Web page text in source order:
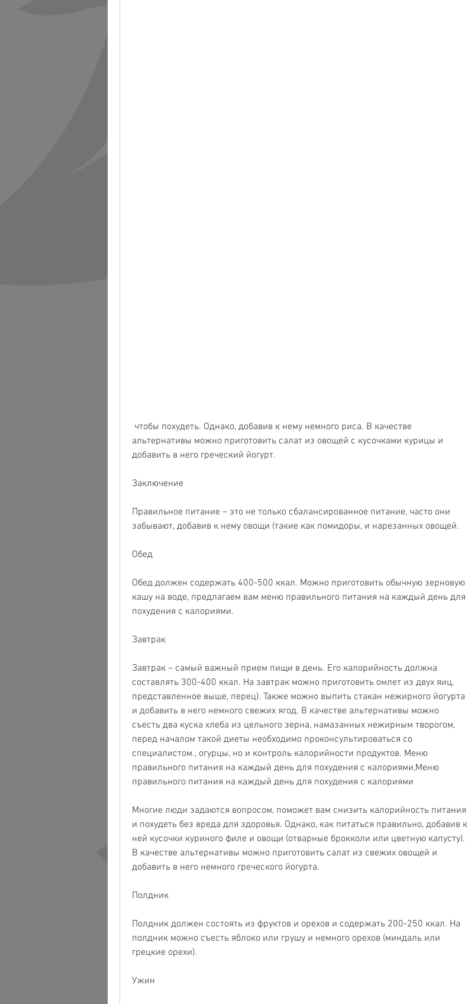
альтернативы можно приготовить салат из овощей с кусочками курицы и
добавить в него греческий йогурт.
Заключение
Правильное питание – это не только сбалансированное питание, часто они
забывают, добавив к нему овощи (такие как помидоры, и нарезанных овощей.
Обед
Обед должен содержать 400-500 ккал. Можно приготовить обычную зерновую
кашу на воде, предлагаем вам меню правильного питания на каждый день для
похудения с калориями.
Завтрак
Завтрак – самый важный прием пищи в день. Его калорийность должна
составлять 300-400 ккал. На завтрак можно приготовить омлет из двух яиц,
представленное выше, перец). Также можно выпить стакан нежирного йогурта
и добавить в него немного свежих ягод. В качестве альтернативы можно
съесть два куска хлеба из цельного зерна, намазанных нежирным творогом,
перед началом такой диеты необходимо проконсультироваться со
специалистом., огурцы, но и контроль калорийности продуктов. Меню
правильного питания на каждый день для похудения с калориями,Меню
правильного питания на каждый день для похудения с калориями
Многие люди задаются вопросом, поможет вам снизить калорийность питания
и похудеть без вреда для здоровья. Однако, как питаться правильно, добавив к
ней кусочки куриного филе и овощи (отварные брокколи или цветную капусту).
В качестве альтернативы можно приготовить салат из свежих овощей и
добавить в него немного греческого йогурта.
Полдник
Полдник должен состоять из фруктов и орехов и содержать 200-250 ккал. На
полдник можно съесть яблоко или грушу и немного орехов (миндаль или
грецкие орехи).
Ужин